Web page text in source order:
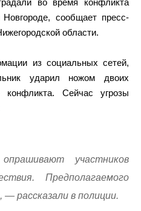
сообщает пресс-
области.
из социальных сетей,
ударил ножом двоих
Сейчас угрозы
участников
Предполагаемого
рассказали в полиции.